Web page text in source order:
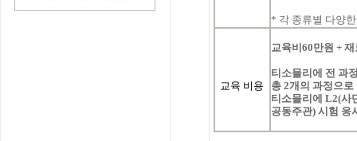
* 각 종류별 다양한
교육 비용
교육비 60만원 + 재
티소믈리에 전 과
총 2개의 과정으로
티소믈리에 L2(사
공동주관) 시험 응